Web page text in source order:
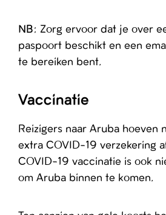
NB: Zorg ervoor dat je over
paspoort beschikt en een
te bereiken bent.
Vaccinatie
Reizigers naar Aruba hoeven
extra COVID-19 verzekering
COVID-19 vaccinatie is ook
om Aruba binnen te komen.